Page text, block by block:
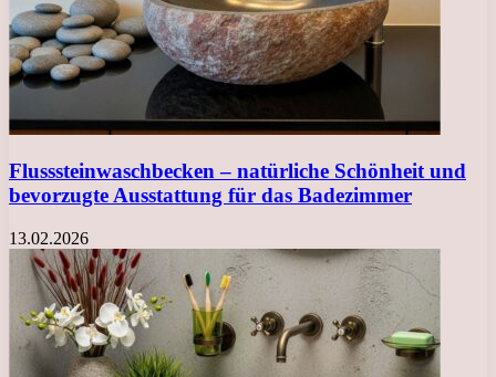
Flusssteinwaschbecken – natürliche Schönheit und
bevorzugte Ausstattung für das Badezimmer
13.02.2026